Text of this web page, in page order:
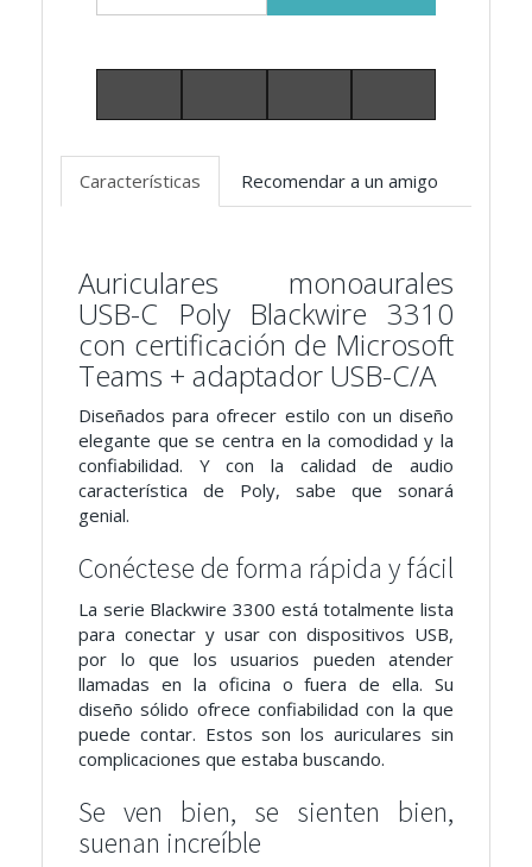
Características Recomendar a un amigo
Auriculares monoaurales
USB-C Poly Blackwire 3310
con certificación de Microsoft
Teams + adaptador USB-C/A
Diseñados para ofrecer estilo con un diseño
elegante que se centra en la comodidad y la
confiabilidad. Y con la calidad de audio
característica de Poly, sabe que sonará
genial.
Conéctese de forma rápida y fácil
La serie Blackwire 3300 está totalmente lista
para conectar y usar con dispositivos USB,
por lo que los usuarios pueden atender
llamadas en la oficina o fuera de ella. Su
diseño sólido ofrece confiabilidad con la que
puede contar. Estos son los auriculares sin
complicaciones que estaba buscando.
Se ven bien, se sienten bien,
suenan increíble